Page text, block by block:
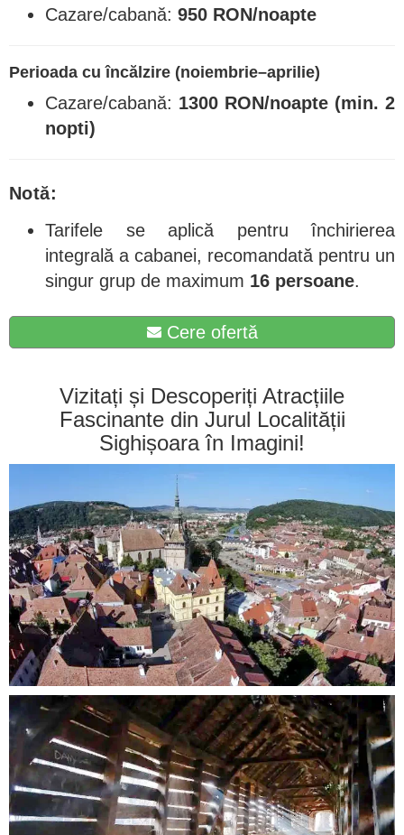
Cazare/cabană: 950 RON/noapte
Perioada cu încălzire (noiembrie–aprilie)
Cazare/cabană: 1300 RON/noapte (min. 2
nopti)
Notă:
Tarifele se aplică pentru închirierea
integrală a cabanei, recomandată pentru un
singur grup de maximum 16 persoane.
Cere ofertă
Vizitați și Descoperiți Atracțiile
Fascinante din Jurul Localității
Sighișoara în Imagini!